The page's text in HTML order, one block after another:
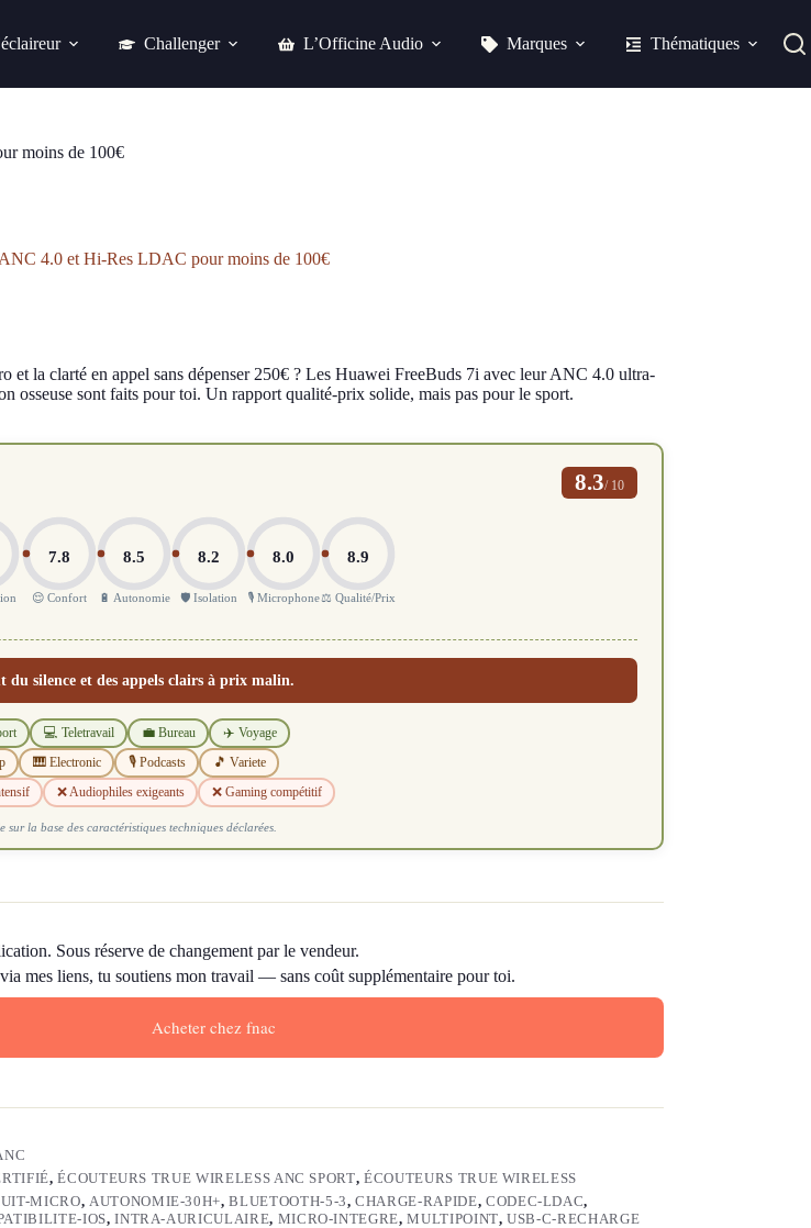
Challenger L’Officine Audio Marques Thématiques
moins de 100€
4.0 et Hi-Res LDAC pour moins de 100€
et la clarté en appel sans dépenser 250€ ? Les Huawei FreeBuds 7i avec leur ANC 4.0 ultra-
osseuse sont faits pour toi. Un rapport qualité-prix solide, mais pas pour le sport.
8.3/ 10
7.8
😌 Confort
8.5
🔋 Autonomie
8.2
🛡️ Isolation
8.0
🎙️ Microphone
8.9
⚖️ Qualité/Prix
du silence et des appels clairs à prix malin.
💻 Teletravail 💼 Bureau ✈️ Voyage
🎹 Electronic 🎙️ Podcasts 🎵 Variete
❌ Audiophiles exigeants ❌ Gaming compétitif
la base des caractéristiques techniques déclarées.
Sous réserve de changement par le vendeur.
mes liens, tu soutiens mon travail — sans coût supplémentaire pour toi.
Acheter chez fnac
,ÉCOUTEURS TRUE WIRELESS ANC SPORT,ÉCOUTEURS TRUE WIRELESS
MICRO, AUTONOMIE-30H+,BLUETOOTH-5-3,CHARGE-RAPIDE, CODEC-LDAC,
IOS,INTRA-AURICULAIRE, MICRO-INTEGRE,MULTIPOINT,USB-C-RECHARGE